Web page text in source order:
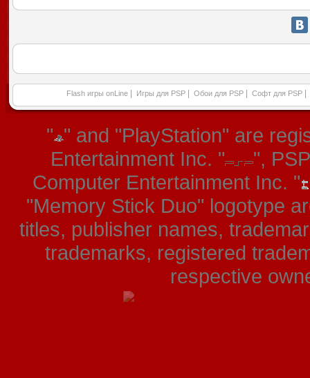
Flash игры onLine Игры для PSP Обои для PSP Софт для PSP
" " and "PlayStation" are
Entertainment Inc. "
",
Computer Entertainment Inc. "
"Memory Stick Duo" logotype
titles, publisher names,
trademarks, registered
respective